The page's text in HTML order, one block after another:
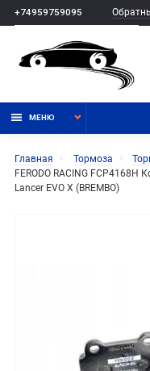
+74959759095
МЕНЮ
Главная Тормоза
FERODO RACING FCP4168H
Lancer EVO X (BREMBO)